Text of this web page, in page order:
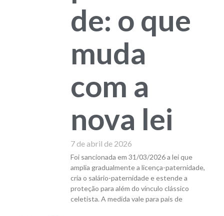
de: o que
muda
com a
nova lei
7 de abril de 2026
Foi sancionada em 31/03/2026 a lei que
amplia gradualmente a licença-paternidade,
cria o salário-paternidade e estende a
proteção para além do vínculo clássico
celetista. A medida vale para pais de